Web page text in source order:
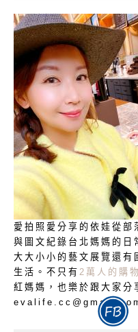
愛拍照愛分享的依娃從
與圖文紀錄台北媽媽的日
大大小小的藝文展覽還有
生活。不只有 2萬人的購
紅媽媽，也樂於跟大家分